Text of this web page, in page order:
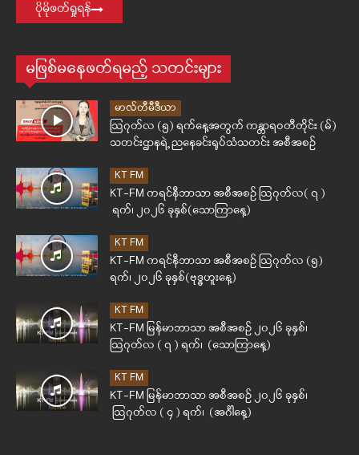
ပိုမိုဖတ်ရှုရန်
မဖြစ်မနေဖတ်ရမည့် သတင်းများ
မာလ်တီမီဒီယာ
ဩဂုတ်လ (၅) ရက်နေ့အတွက် ကန္တာရဝတီတိုင်း (မ်)
သတင်းဌာနရဲ့ ညနေခင်းရုပ်သံသတင်း အစီအစဉ်
KT FM
KT-FM ကရင်နီဘာသာ အစီအစဉ် ဩဂုတ်လ( ၇ )
ရက်၊ ၂၀၂၆ ခုနှစ်(သောကြာနေ့)
KT FM
KT-FM ကရင်နီဘာသာ အစီအစဉ် ဩဂုတ်လ (၅)
ရက်၊ ၂၀၂၆ ခုနှစ်(ဗုဒ္ဓဟူးနေ့)
KT FM
KT-FM မြန်မာဘာသာ အစီအစဉ် ၂၀၂၆ ခုနှစ်၊
ဩဂုတ်လ ( ၇ ) ရက်၊ (သောကြာနေ့)
KT FM
KT-FM မြန်မာဘာသာ အစီအစဉ် ၂၀၂၆ ခုနှစ်၊
ဩဂုတ်လ ( ၄ ) ရက်၊ (အင်္ဂါနေ့)